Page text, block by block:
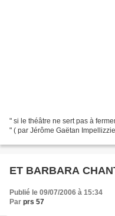
" si le théâtre ne sert pas à
" ( par Jérôme Gaëtan
ET BARBARA
Publié le 09/07/2006 à 15:34
Par prs 57